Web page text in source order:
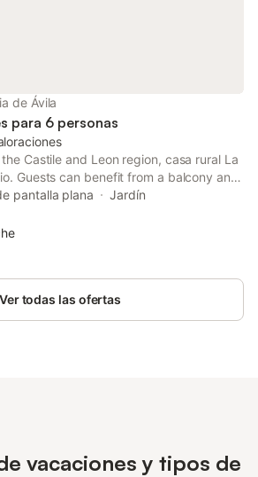
de Ávila
para 6 personas
Castile and Leon region, casa rural La
Guests can benefit from a balcony and
The holiday home offers a sun terrace
pantalla plana
Jardín
Ver todas las ofertas
vacaciones y tipos de